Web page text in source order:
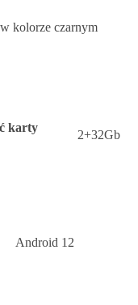
kolorze czarnym
karty
2+32Gb
Android 12